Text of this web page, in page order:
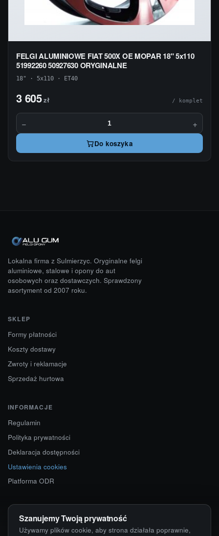
FELGI ALUMINIOWE FIAT 500X OE MOPAR 18" 5x110
51992260 50927630 ORYGINALNE
18" · 5x110 · ET40
3 605zł / komplet
− +
Do koszyka
Lokalna firma z Sulmierzyc. Oryginalne felgi
aluminiowe, stalowe i opony do aut
osobowych oraz dostawczych. Sprawdzony
asortyment od 2007 roku.
SKLEP
Formy płatności
Koszty dostawy
Zwroty i reklamacje
Sprzedaż hurtowa
INFORMACJE
Regulamin
Polityka prywatności
Deklaracja dostępności
Ustawienia cookies
Platforma ODR
KONTAKT
ul. Starokościelna 12
Szanujemy Twoją prywatność
Używamy plików cookie, aby strona działała poprawnie,